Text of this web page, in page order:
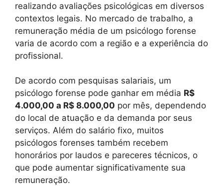
realizando avaliações psicológicas em diversos
contextos legais. No mercado de trabalho, a
remuneração média de um psicólogo forense
varia de acordo com a região e a experiência do
profissional.
De acordo com pesquisas salariais, um
psicólogo forense pode ganhar em média R$
4.000,00 a R$ 8.000,00 por mês, dependendo
do local de atuação e da demanda por seus
serviços. Além do salário fixo, muitos
psicólogos forenses também recebem
honorários por laudos e pareceres técnicos, o
que pode aumentar significativamente sua
remuneração.